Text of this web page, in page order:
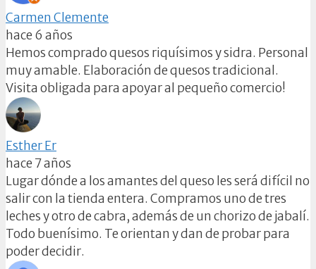
Carmen Clemente
hace 6 años
Hemos comprado quesos riquísimos y sidra. Personal
muy amable. Elaboración de quesos tradicional.
Visita obligada para apoyar al pequeño comercio!
Esther Er
hace 7 años
Lugar dónde a los amantes del queso les será difícil no
salir con la tienda entera. Compramos uno de tres
leches y otro de cabra, además de un chorizo de jabalí.
Todo buenísimo. Te orientan y dan de probar para
poder decidir.